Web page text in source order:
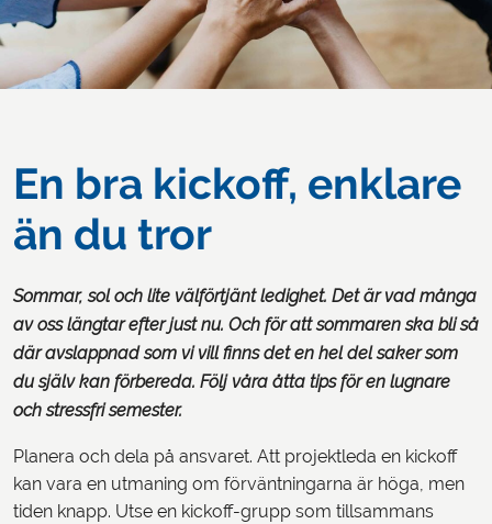
En bra kickoff, enklare
än du tror
Sommar, sol och lite välförtjänt ledighet. Det är vad många
av oss längtar efter just nu. Och för att sommaren ska bli så
där avslappnad som vi vill finns det en hel del saker som
du själv kan förbereda. Följ våra åtta tips för en lugnare
och stressfri semester.
Planera och dela på ansvaret. Att projektleda en kickoff
kan vara en utmaning om förväntningarna är höga, men
tiden knapp. Utse en kickoff-grupp som tillsammans